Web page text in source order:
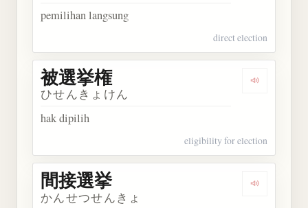
pemilihan langsung
direct election
Dengarkan
被選挙権
ひせんきょけん
hak dipilih
eligibility for election
Dengarkan
間接選挙
かんせつせんきょ